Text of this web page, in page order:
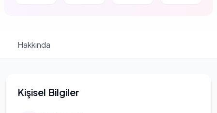
Hakkında
Kişisel Bilgiler